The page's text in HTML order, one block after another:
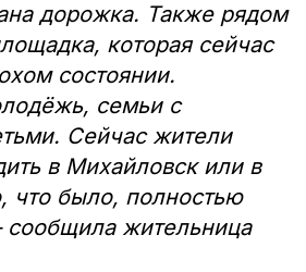
дорожка. Также рядом
которая сейчас
состоянии.
семьи с
Сейчас жители
в Михайловск или в
что было, полностью
жительница